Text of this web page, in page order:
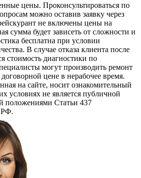
цены. Проконсультироваться по
можно оставив заявку через
не включены цены на
сумма будет зависеть от сложности и
бесплатна при условии
В случае отказа клиента после
стоимость диагностики по
могут производить ремонт
цене в нерабочее время.
на сайте, носит ознакомительный
условиях не является публичной
положениями Статьи 437
РФ.